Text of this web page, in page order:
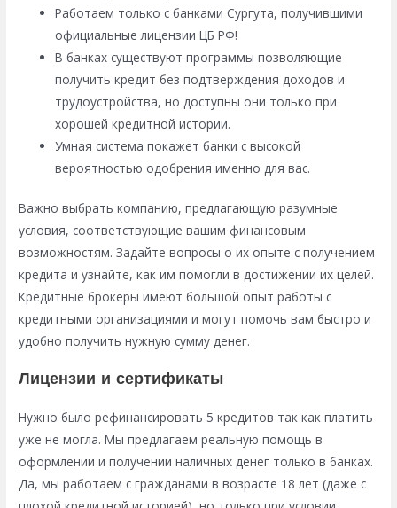
Работаем только с банками Сургута, получившими
официальные лицензии ЦБ РФ!
В банках существуют программы позволяющие
получить кредит без подтверждения доходов и
трудоустройства, но доступны они только при
хорошей кредитной истории.
Умная система покажет банки с высокой
вероятностью одобрения именно для вас.
Важно выбрать компанию, предлагающую разумные
условия, соответствующие вашим финансовым
возможностям. Задайте вопросы о их опыте с получением
кредита и узнайте, как им помогли в достижении их целей.
Кредитные брокеры имеют большой опыт работы с
кредитными организациями и могут помочь вам быстро и
удобно получить нужную сумму денег.
Лицензии и сертификаты
Нужно было рефинансировать 5 кредитов так как платить
уже не могла. Мы предлагаем реальную помощь в
оформлении и получении наличных денег только в банках.
Да, мы работаем с гражданами в возрасте 18 лет (даже с